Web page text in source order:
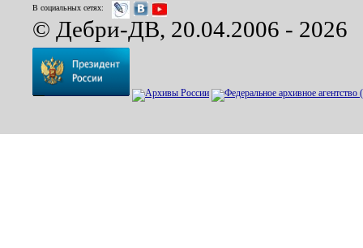
В социальных сетях:
© Дебри-ДВ, 20.04.2006 - 2026